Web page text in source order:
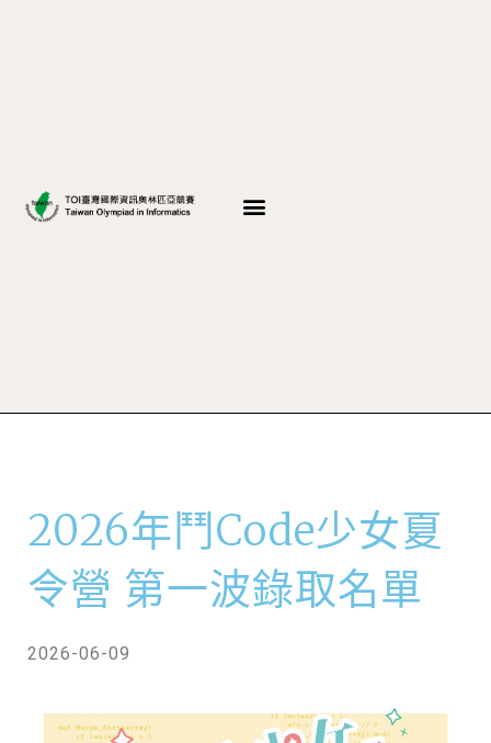
2026年鬥Code少女夏
令營 第一波錄取名單
2026-06-09